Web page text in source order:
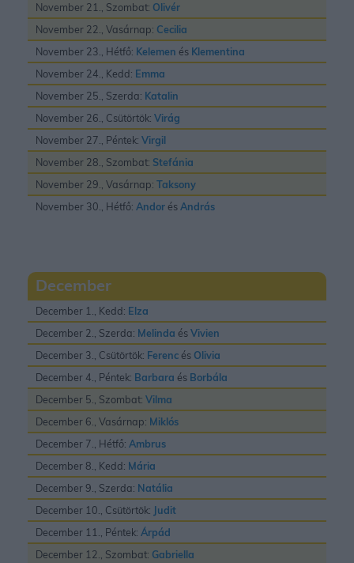
November 21., Szombat: Olivér
November 22., Vasárnap: Cecilia
November 23., Hétfő: Kelemen és Klementina
November 24., Kedd: Emma
November 25., Szerda: Katalin
November 26., Csütörtök: Virág
November 27., Péntek: Virgil
November 28., Szombat: Stefánia
November 29., Vasárnap: Taksony
November 30., Hétfő: Andor ésAndrás
December
December 1., Kedd: Elza
December 2., Szerda: Melinda ésVivien
December 3., Csütörtök: Ferenc és Olivia
December 4., Péntek: Barbara és Borbála
December 5., Szombat: Vilma
December 6., Vasárnap: Miklós
December 7., Hétfő: Ambrus
December 8., Kedd: Mária
December 9., Szerda: Natália
December 10., Csütörtök: Judit
December 11., Péntek: Árpád
December 12., Szombat: Gabriella